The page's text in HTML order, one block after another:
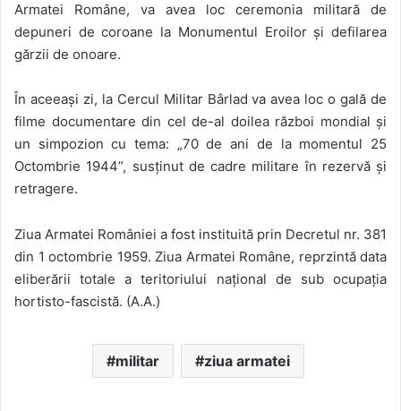
Armatei Române, va avea loc ceremonia militară de
depuneri de coroane la Monumentul Eroilor și defilarea
gărzii de onoare.
În aceeași zi, la Cercul Militar Bârlad va avea loc o gală de
filme documentare din cel de-al doilea război mondial și
un simpozion cu tema: „70 de ani de la momentul 25
Octombrie 1944”, susținut de cadre militare în rezervă și
retragere.
Ziua Armatei României a fost instituită prin Decretul nr. 381
din 1 octombrie 1959. Ziua Armatei Române, reprzintă data
eliberării totale a teritoriului național de sub ocupația
hortisto-fascistă. (A.A.)
militar ziua armatei